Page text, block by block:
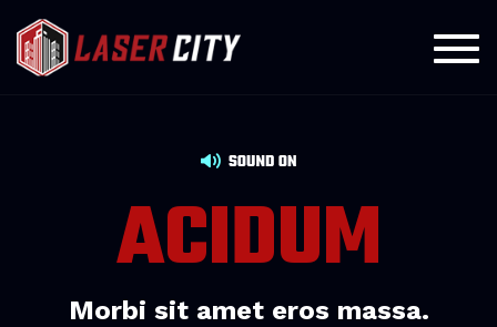
ACIDUM
Morbi sit amet eros massa.